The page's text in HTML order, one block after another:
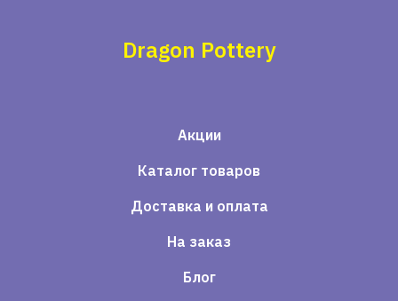
Dragon Pottery
Акции
Каталог товаров
Доставка и оплата
На заказ
Блог